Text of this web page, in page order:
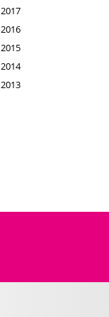
2017
2016
2015
2014
2013